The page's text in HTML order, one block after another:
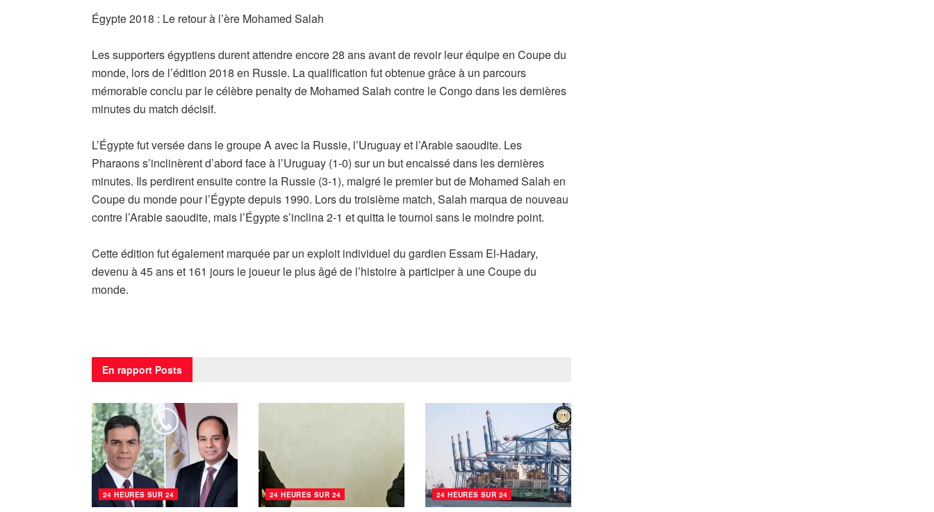
Égypte 2018 : Le retour à l’ère Mohamed Salah
Les supporters égyptiens durent attendre encore 28 ans avant de revoir leur équipe en Coupe du
monde, lors de l’édition 2018 en Russie. La qualification fut obtenue grâce à un parcours
mémorable conclu par le célèbre penalty de Mohamed Salah contre le Congo dans les dernières
minutes du match décisif.
L’Égypte fut versée dans le groupe A avec la Russie, l’Uruguay et l’Arabie saoudite. Les
Pharaons s’inclinèrent d’abord face à l’Uruguay (1-0) sur un but encaissé dans les dernières
minutes. Ils perdirent ensuite contre la Russie (3-1), malgré le premier but de Mohamed Salah en
Coupe du monde pour l’Égypte depuis 1990. Lors du troisième match, Salah marqua de nouveau
contre l’Arabie saoudite, mais l’Égypte s’inclina 2-1 et quitta le tournoi sans le moindre point.
Cette édition fut également marquée par un exploit individuel du gardien Essam El-Hadary,
devenu à 45 ans et 161 jours le joueur le plus âgé de l’histoire à participer à une Coupe du
monde.
En rapport Posts
24 HEURES SUR 24 24 HEURES SUR 24 24 HEURES SUR 24